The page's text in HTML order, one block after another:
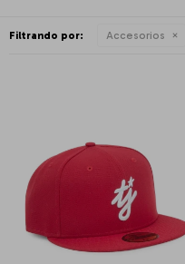
Filtrando por: Accesorios